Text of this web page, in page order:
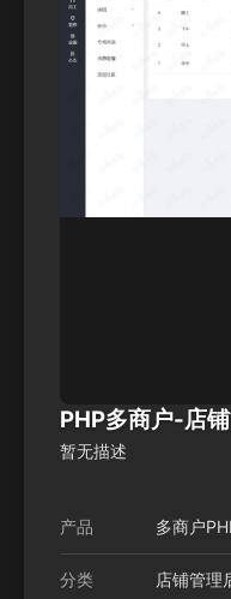
PHP多商户-店
暂无描述
产品 多商户
分类 店铺管理